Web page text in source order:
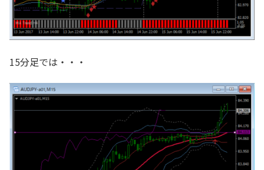
15分足では・・・